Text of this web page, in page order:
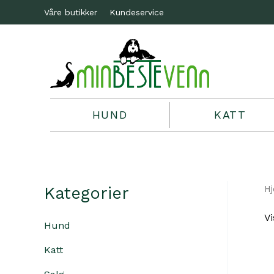
Våre butikker Kundeservice
HUND KATT
Kategorier
Hund
Katt